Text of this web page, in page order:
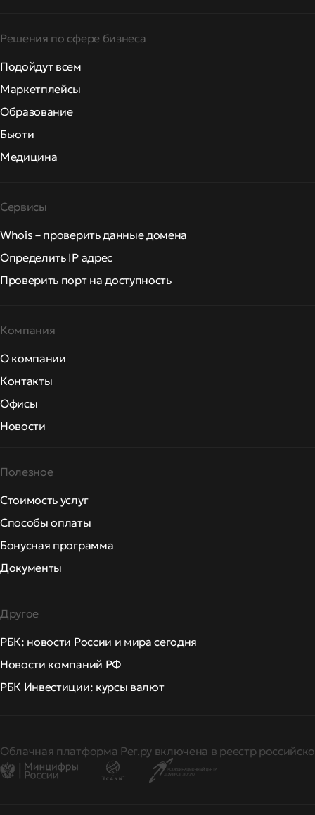
Решения по сфере бизнеса
Подойдут всем
Маркетплейсы
Образование
Бьюти
Медицина
Сервисы
Whois – проверить данные домена
Определить IP адрес
Проверить порт на доступность
Компания
О компании
Контакты
Офисы
Новости
Полезное
Стоимость услуг
Способы оплаты
Бонусная программа
Документы
Другое
РБК: новости России и мира сегодня
Новости компаний РФ
РБК Инвестиции: курсы валют
Облачная платформа Рег.ру включена в реестр